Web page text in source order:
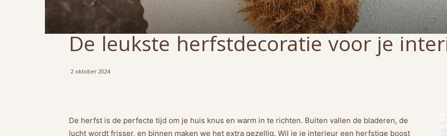
De leukste herfstdecoratie voor je
2 oktober 2024
De herfst is de perfecte tijd om je huis knus en warm in te richten. Buiten vallen de bladeren, de
lucht wordt frisser, en binnen maken we het extra gezellig. Wil je je interieur een herfstige boost